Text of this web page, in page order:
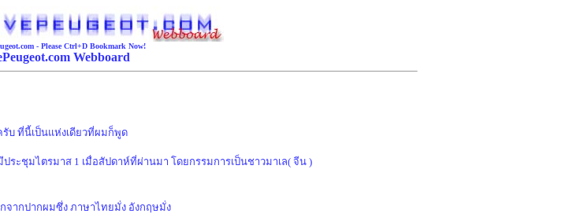
- Please Ctrl+D Bookmark Now!
Webboard
รับ ที่นี้เป็นแห่งเดียวที่ผมก็พูด
ระชุมไตรมาส 1 เมื่อสัปดาห์ที่ผ่านมา โดยกรรมการเป็นชาวมาเล( จีน )
จากปากผมซึ่ง ภาษาไทยมั่ง อังกฤษมั่ง